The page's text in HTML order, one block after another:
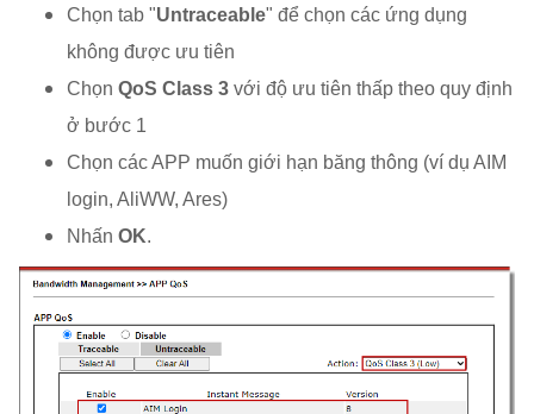
Chọn tab "Untraceable" để chọn các ứng dụng
không được ưu tiên
Chọn QoS Class 3 với độ ưu tiên thấp theo quy định
ở bước 1
Chọn các APP muốn giới hạn băng thông (ví dụ AIM
login, AliWW, Ares)
Nhấn OK.